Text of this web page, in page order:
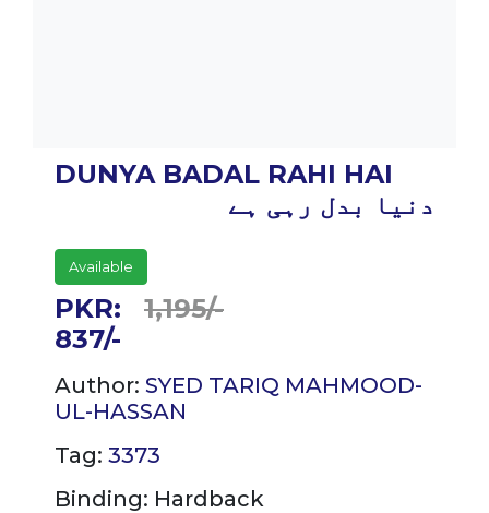
DUNYA BADAL RAHI HAI
دنیا بدل رہی ہے
Available
PKR: 1,195/-
837/-
Author: SYED TARIQ MAHMOOD-
UL-HASSAN
Tag: 3373
Binding: Hardback